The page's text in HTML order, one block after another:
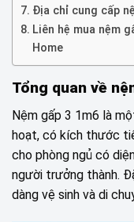
Địa chỉ cung cấp
Liên hệ mua nệm
Home
Tổng quan về
Nệm gấp 3 1m6 là
hoạt, có kích thước
cho phòng ngủ có
người trưởng thành.
dàng vệ sinh và di